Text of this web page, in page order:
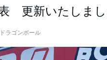
更新いたしま
ドラゴンボール